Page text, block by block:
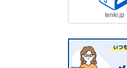
tenki.jp